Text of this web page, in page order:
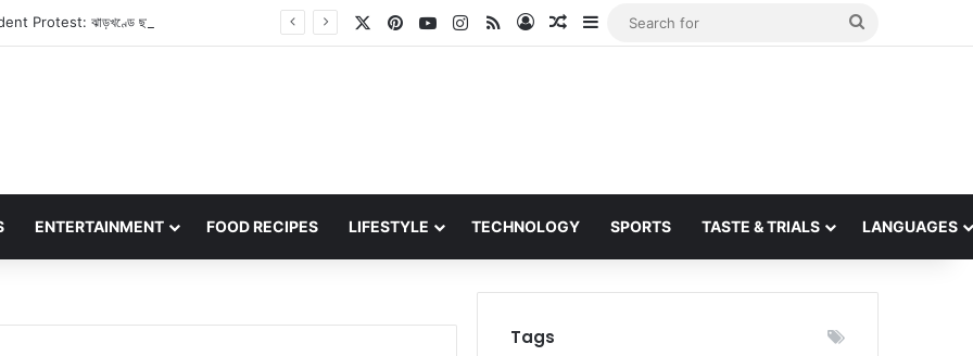
PinterestYouTubeInstagram
RSS Log InRandom Article
Sidebar
ENTERTAINMENT FOOD RECIPES LIFESTYLE TECHNOLOGY SPORTS TASTE & TRIALS LANGUAGES
Tags